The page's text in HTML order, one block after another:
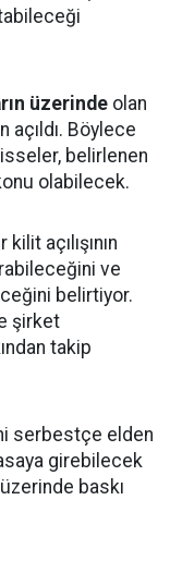
üzerinde olan
Böylece
belirlenen
olabilecek.
açılışının
ve
belirtiyor.
şirket
takip
serbestçe elden
girebilecek
baskı